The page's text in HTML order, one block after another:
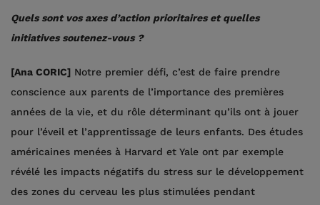
Quels sont vos axes d’action prioritaires et quelles
initiatives soutenez-vous ?
[Ana CORIC] Notre premier défi, c’est de faire prendre
conscience aux parents de l’importance des premières
années de la vie, et du rôle déterminant qu’ils ont à jouer
pour l’éveil et l’apprentissage de leurs enfants. Des études
américaines menées à Harvard et Yale ont par exemple
révélé les impacts négatifs du stress sur le développement
des zones du cerveau les plus stimulées pendant